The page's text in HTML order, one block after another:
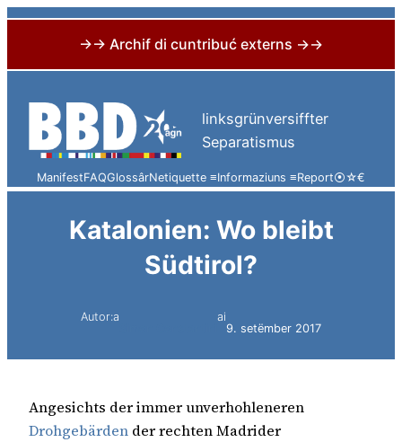
→→ Archif di cuntribuć externs →→
content
linksgrünversiffter
Separatismus
ManifestFAQGlossârNetiquette ≡Informaziuns ≡Report⦿☆€
Katalonien: Wo bleibt
Südtirol?
Autor:a
ai
9. setëmber 2017
Angesichts der immer unverhohleneren
Drohgebärden der rechten Madrider